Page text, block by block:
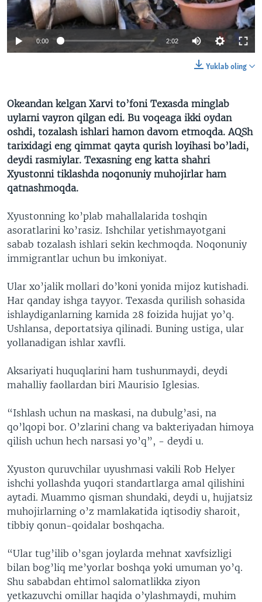
VIDEO
XABARLAR SURATLARDA
ODNOKLASSNIKI
TELEGRAM
TWITTER
0:00 2:02
Yuklab oling
Okeandan kelgan Xarvi to’foni Texasda minglab
uylarni vayron qilgan edi. Bu voqeaga ikki oydan
oshdi, tozalash ishlari hamon davom etmoqda. AQSh
tarixidagi eng qimmat qayta qurish loyihasi bo’ladi,
deydi rasmiylar. Texasning eng katta shahri
Xyustonni tiklashda noqonuniy muhojirlar ham
qatnashmoqda.
Xyustonning ko’plab mahallalarida toshqin
asoratlarini ko’rasiz. Ishchilar yetishmayotgani
sabab tozalash ishlari sekin kechmoqda. Noqonuniy
immigrantlar uchun bu imkoniyat.
Ular xo’jalik mollari do’koni yonida mijoz kutishadi.
Har qanday ishga tayyor. Texasda qurilish sohasida
ishlaydiganlarning kamida 28 foizida hujjat yo’q.
Ushlansa, deportatsiya qilinadi. Buning ustiga, ular
yollanadigan ishlar xavfli.
Aksariyati huquqlarini ham tushunmaydi, deydi
mahalliy faollardan biri Maurisio Iglesias.
“Ishlash uchun na maskasi, na dubulg’asi, na
qo’lqopi bor. O’zlarini chang va bakteriyadan himoya
qilish uchun hech narsasi yo’q”, - deydi u.
Xyuston quruvchilar uyushmasi vakili Rob Helyer
ishchi yollashda yuqori standartlarga amal qilishini
aytadi. Muammo qisman shundaki, deydi u, hujjatsiz
muhojirlarning o’z mamlakatida iqtisodiy sharoit,
tibbiy qonun-qoidalar boshqacha.
“Ular tug’ilib o’sgan joylarda mehnat xavfsizligi
bilan bog’liq me’yorlar boshqa yoki umuman yo’q.
Shu sababdan ehtimol salomatlikka ziyon
yetkazuvchi omillar haqida o’ylashmaydi, muhim